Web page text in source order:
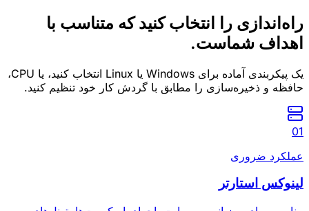
راه‌اندازی را انتخاب کنیدکه متناسب با
اهداف شماست.
یک پیکربندی آماده برای Windows یا Linux انتخاب کنید، یا CPU،
حافظه و ذخیره‌سازی را مطابق با گردش کار خود تنظیم کنید.
01
عملکرد ضروری
لینوکس استارتر